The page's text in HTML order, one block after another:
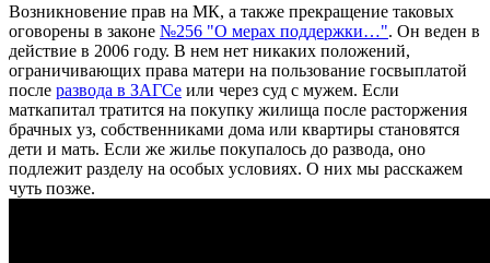
Возникновение прав на МК, а также прекращение таковых
оговорены в законе №256 "О мерах поддержки…". Он веден в
действие в 2006 году. В нем нет никаких положений,
ограничивающих права матери на пользование госвыплатой
после развода в ЗАГСе или через суд с мужем. Если
маткапитал тратится на покупку жилища после расторжения
брачных уз, собственниками дома или квартиры становятся
дети и мать. Если же жилье покупалось до развода, оно
подлежит разделу на особых условиях. О них мы расскажем
чуть позже.